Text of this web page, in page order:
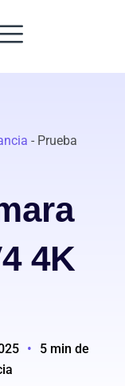
- Prueba
4K
•
5 min de